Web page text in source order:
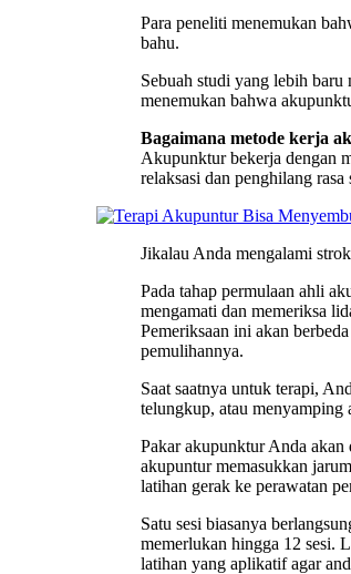
Para peneliti menemukan
bahu.
Sebuah studi yang lebih
menemukan bahwa
Bagaimana metode kerja
Akupunktur bekerja dengan
relaksasi dan penghilang rasa
Jikalau Anda mengalami
Pada tahap permulaan ahli
mengamati dan memeriksa
Pemeriksaan ini akan
pemulihannya.
Saat saatnya untuk terapi,
telungkup, atau menyamping
Pakar akupunktur Anda
akupuntur memasukkan
latihan gerak ke perawatan
Satu sesi biasanya
memerlukan hingga 12 sesi.
latihan yang aplikatif agar